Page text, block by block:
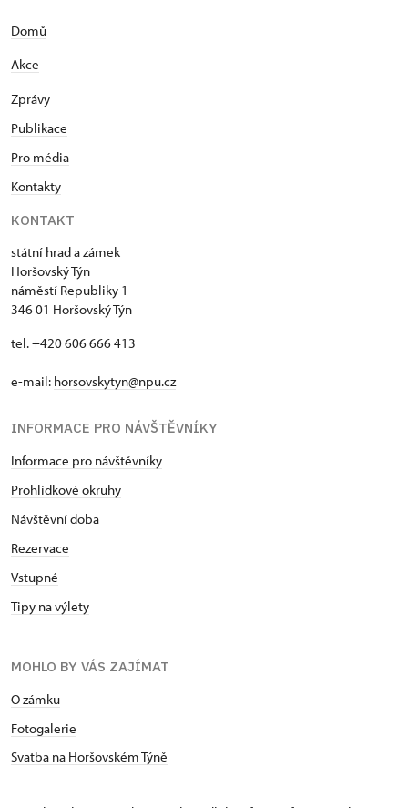
Domů
Akce
Zprávy
Publikace
Pro média
Kontakty
KONTAKT
státní hrad a zámek
Horšovský Týn
náměstí Republiky 1
346 01 Horšovský Týn
tel. +420 606 666 413
e-mail: horsovskytyn@npu.cz
INFORMACE PRO NÁVŠTĚVNÍKY
Informace pro návštěvníky
Prohlídkové okruhy
Návštěvní doba
Rezervace
Vstupné
Tipy na výlety
MOHLO BY VÁS ZAJÍMAT
O zámku
Fotogalerie
Svatba na Horšovském Týně